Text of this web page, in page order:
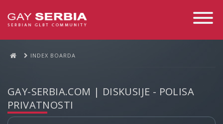
Toggle
INDEX BOARDA
GAY-SERBIA.COM | DISKUSIJE - POLISA
PRIVATNOSTI